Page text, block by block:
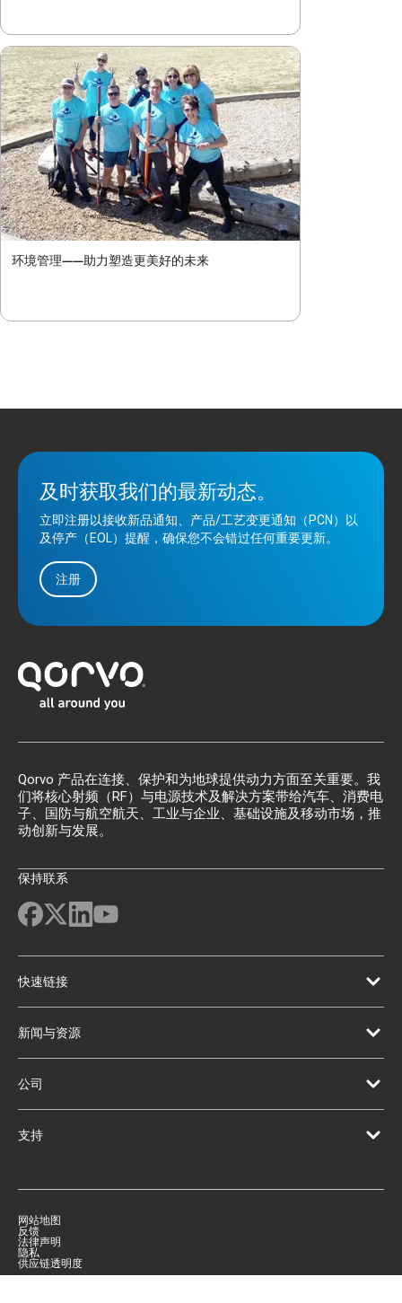
环境管理——助力塑造更美好的未来
及时获取我们的最新动态。
立即注册以接收新品通知、产品/工艺变更通知（PCN）以
及停产（EOL）提醒，确保您不会错过任何重要更新。
注册
Qorvo 产品在连接、保护和为地球提供动力方面至关重要。我
们将核心射频（RF）与电源技术及解决方案带给汽车、消费电
子、国防与航空航天、工业与企业、基础设施及移动市场，推
动创新与发展。
保持联系
快速链接
新闻与资源
公司
支持
网站地图
反馈
法律声明
隐私
供应链透明度